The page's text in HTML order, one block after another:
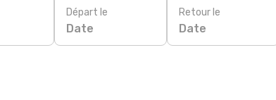
Départ le
Date
Retour le
Date